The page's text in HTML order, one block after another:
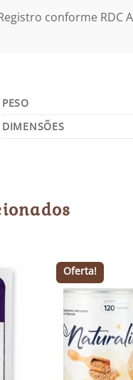
conforme RDC
PESO
DIMENSÕES
Oferta!